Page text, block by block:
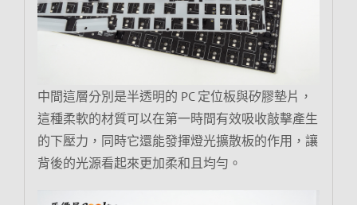
中間這層分別是半透明的 PC 定位板與矽膠墊片，
這種柔軟的材質可以在第一時間有效吸收敲擊產生
的下壓力，同時它還能發揮燈光擴散板的作用，讓
背後的光源看起來更加柔和且均勻。